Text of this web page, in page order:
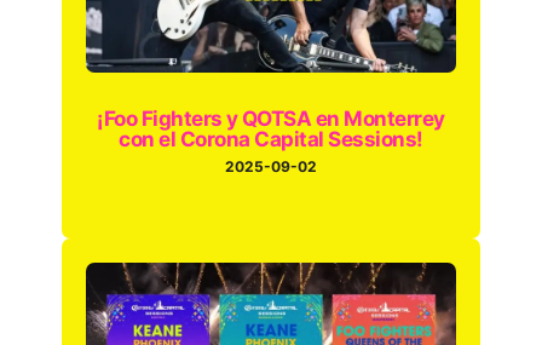
¡Foo Fighters y QOTSA en Monterrey
con el Corona Capital Sessions!
2025-09-02